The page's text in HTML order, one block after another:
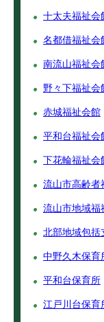
十太夫福祉会
名都借福祉会
南流山福祉会
野々下福祉会
赤城福祉会館
平和台福祉会
下花輪福祉会
流山市高齢
流山市地域福
北部地域包括
中野久木保育
平和台保育所
江戸川台保育